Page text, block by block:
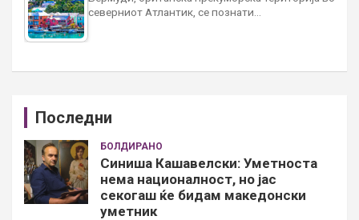
северниот Атлантик, се познати…
Последни
БОЛДИРАНО
Синиша Кашавелски: Уметноста
нема националност, но јас
секогаш ќе бидам македонски
уметник